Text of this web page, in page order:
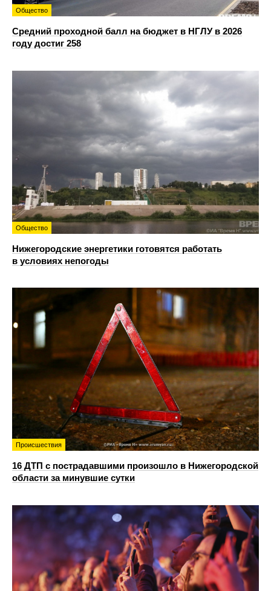
Общество
Средний проходной балл на бюджет в НГЛУ в 2026
году достиг 258
Общество
Нижегородские энергетики готовятся работать
в условиях непогоды
Происшествия
16 ДТП с пострадавшими произошло в Нижегородской
области за минувшие сутки